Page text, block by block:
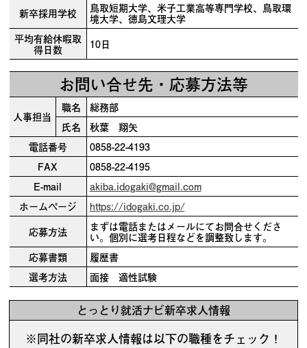
新卒採用学校
鳥取短期大学、米子工業高等専門学校、鳥取環
境大学、徳島文理大学
平均有給休暇取
得日数 10日
お問い合せ先・応募方法等
人事担当
職名
総務部
氏名
秋葉 翔矢
電話番号
0858-22-4193
FAX
0858-22-4195
E-mail
akiba.idogaki@gmail.com
ホームページ
https://idogaki.co.jp/
応募方法
まずは電話またはメールにてお問合せくださ
い。個別に選考日程などを調整致します。
応募書類
履歴書
選考方法
面接 適性試験
とっとり就活ナビ新卒求人情報
※同社の新卒求人情報は以下の職種をチェック！